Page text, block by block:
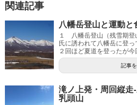
関連記事
八幡岳登山と運動と
１ 八幡岳登山（残雪期登
氏に誘われて八幡岳に登
２回ほど夏道を登ったが
記事
滝ノ上発・周回縦走
乳頭山